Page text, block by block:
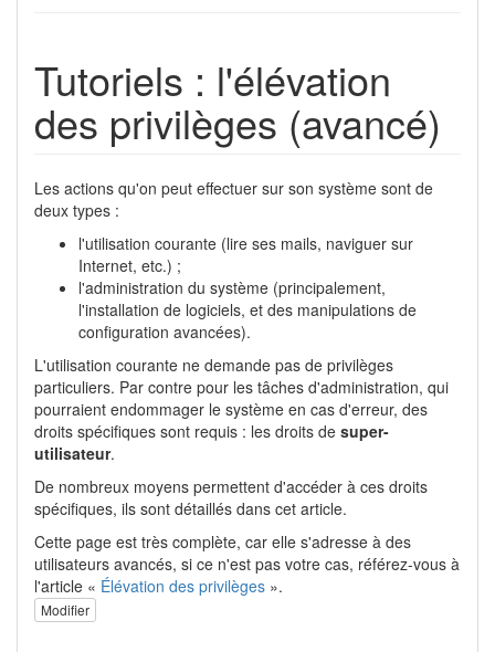
Tutoriels : l'élévation
des privilèges (avancé)
Les actions qu'on peut effectuer sur son système sont de
deux types :
l'utilisation courante (lire ses mails, naviguer sur
Internet, etc.) ;
l'administration du système (principalement,
l'installation de logiciels, et des manipulations de
configuration avancées).
L'utilisation courante ne demande pas de privilèges
particuliers. Par contre pour les tâches d'administration, qui
pourraient endommager le système en cas d'erreur, des
droits spécifiques sont requis : les droits de super-
utilisateur.
De nombreux moyens permettent d'accéder à ces droits
spécifiques, ils sont détaillés dans cet article.
Cette page est très complète, car elle s'adresse à des
utilisateurs avancés, si ce n'est pas votre cas, référez-vous à
l'article « Élévation des privilèges ».
Modifier